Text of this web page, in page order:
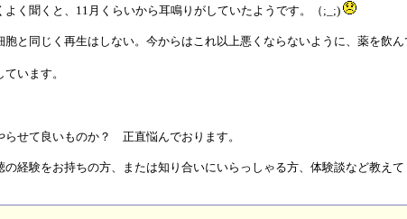
く聞くと、11月くらいから耳鳴りがしていたようです。（;_;)
と同じく再生はしない。今からはこれ以上悪くならないように、薬を飲
います。
せて良いものか？ 正直悩んでおります。
験をお持ちの方、または知り合いにいらっしゃる方、体験談など教えて